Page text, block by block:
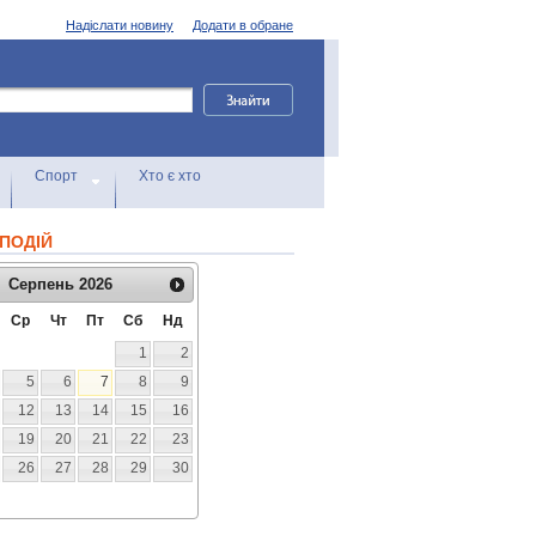
Додати в обране
Надіслати новину
Спорт Хто є хто
Серпень 2026
Ср Чт Пт Сб
Нд
1
2
5 6 7 8
9
12 13 14 15
16
19 20 21 22
23
26 27 28 29
30